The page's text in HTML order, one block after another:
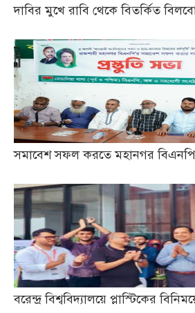
দাবির মুখে রাবি থেকে বিতর্কিত
সমাবেশ সফল করতে মহানগর
বরেন্দ্র বিশ্ববিদ্যালয়ে প্লাস্টিকের